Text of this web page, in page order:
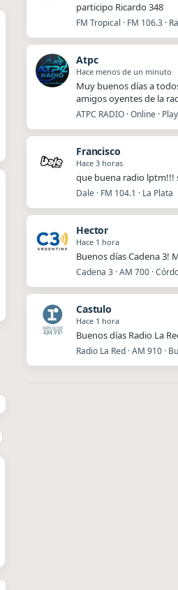
participo Ricardo 348
FM Tropical · FM 106.3 ·
Atpc
Hace menos de un minuto
Muy buenos días a
amigos oyentes de la
ATPC RADIO · Online ·
Francisco
Hace 3 horas
que buena radio lptm!!!
Dale · FM 104.1 · La Plata
Hector
Hace 1 hora
Buenos días Cadena 3!
Cadena 3 · AM 700 ·
Castulo
Hace 1 hora
Buenos días Radio La
Radio La Red · AM 910 ·